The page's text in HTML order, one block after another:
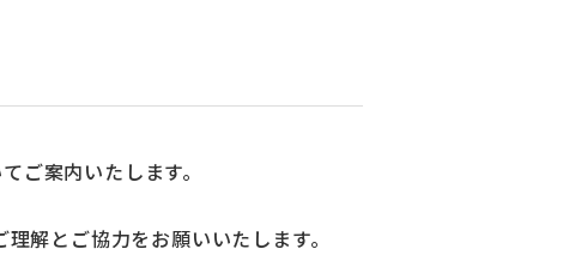
ご案内いたします。
解とご協力をお願いいたします。